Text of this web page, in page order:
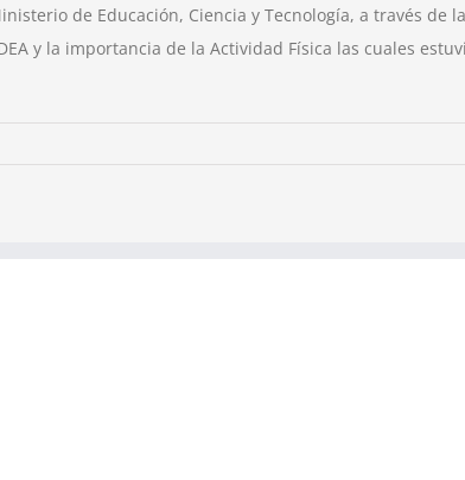
de Educación, Ciencia y Tecnología, a través de
y la importancia de la Actividad Física las cuales